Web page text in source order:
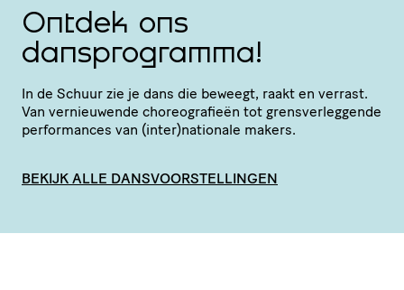
Ontdek ons
dansprogramma!
In de Schuur zie je dans die beweegt, raakt en verrast.
Van vernieu­wende chore­o­gra­fieën tot grens­ver­leg­gende
perfor­mances van (inter)nationale makers.
BEKIJK ALLE DANSVOORSTELLINGEN